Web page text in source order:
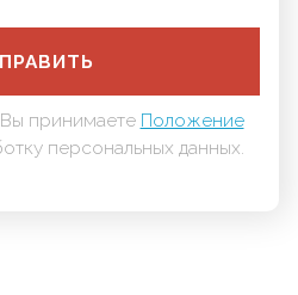
принимаете Положение
персональных данных.